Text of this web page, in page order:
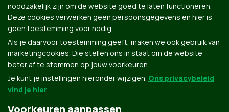
noodzakelijk zijn om de website goed te laten functioneren.
Deze cookies verwerken geen persoonsgegevens en hier is
geen toestemming voor nodig.
Als je daarvoor toestemming geeft, maken we ook gebruik van
marketingcookies. Die stellen ons in staat om de website
beter af te stemmen op jouw voorkeuren.
Je kunt je instellingen hieronder wijzigen. Ons privacybeleid
vind je hier.
Voorkeuren aanpassen